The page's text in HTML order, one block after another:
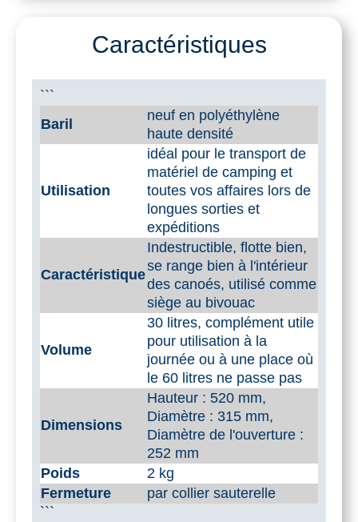
Caractéristiques
```
Baril
neuf en polyéthylène
haute densité
Utilisation
idéal pour le transport de
matériel de camping et
toutes vos affaires lors de
longues sorties et
expéditions
Caractéristique
Indestructible, flotte bien,
se range bien à l'intérieur
des canoés, utilisé comme
siège au bivouac
Volume
30 litres, complément utile
pour utilisation à la
journée ou à une place où
le 60 litres ne passe pas
Dimensions
Hauteur : 520 mm,
Diamètre : 315 mm,
Diamètre de l'ouverture :
252 mm
Poids
2 kg
Fermeture
par collier sauterelle
```